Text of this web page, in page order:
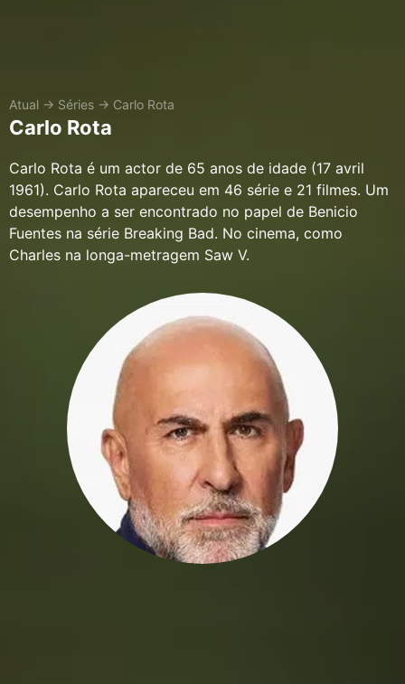
Atual → Séries → Carlo Rota
Carlo Rota
Carlo Rota é um actor de 65 anos de idade (17 avril
1961). Carlo Rota apareceu em 46 série e 21 filmes. Um
desempenho a ser encontrado no papel de Benicio
Fuentes na série Breaking Bad. No cinema, como
Charles na longa-metragem Saw V.